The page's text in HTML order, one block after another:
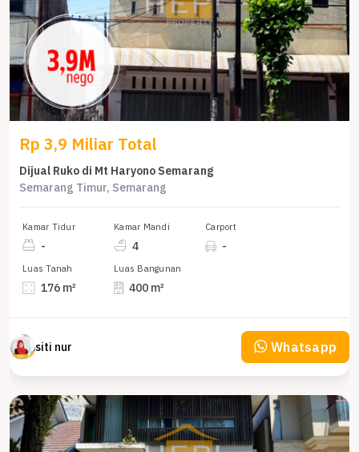
Rp 3,9 Miliar Total
Dijual Ruko di Mt Haryono Semarang
Semarang Timur, Semarang
Kamar Tidur
-
Kamar Mandi
4
Carport
-
Luas Tanah
176 m²
Luas Bangunan
400 m²
siti nur Whatsapp